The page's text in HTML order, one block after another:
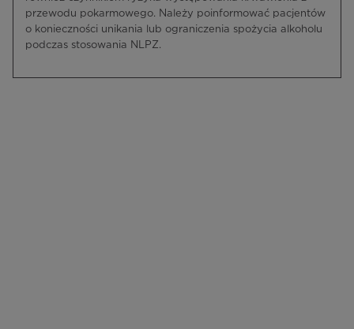
przewodu pokarmowego. Należy poinformować pacjentów
o konieczności unikania lub ograniczenia spożycia alkoholu
podczas stosowania NLPZ.